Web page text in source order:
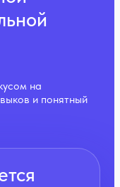
на
и понятный